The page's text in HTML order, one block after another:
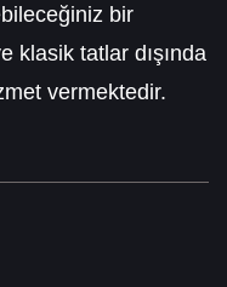
bir
klasik tatlar dışında
vermektedir.